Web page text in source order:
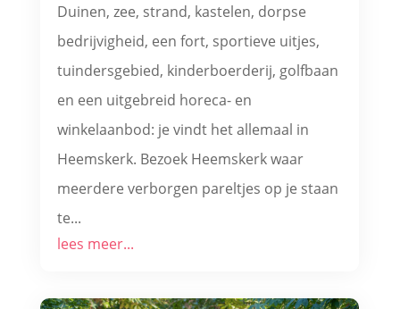
Duinen, zee, strand, kastelen, dorpse
bedrijvigheid, een fort, sportieve uitjes,
tuindersgebied, kinderboerderij, golfbaan
en een uitgebreid horeca- en
winkelaanbod: je vindt het allemaal in
Heemskerk. Bezoek Heemskerk waar
meerdere verborgen pareltjes op je staan
te...
lees meer...